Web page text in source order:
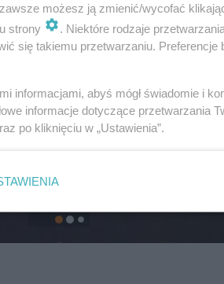
możesz ją zmienić/wycofać
strony
. Niektóre rodzaje
się takiemu przetwarzaniu. Preferencje
informacjami, abyś mógł świadomie i
informacje dotyczące przetwarzania
po kliknięciu w „Ustawienia”.